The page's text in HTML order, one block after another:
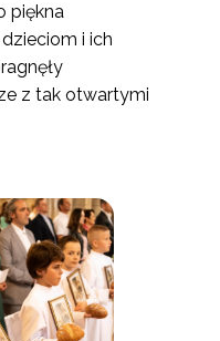
piękna
i ich
z tak otwartymi